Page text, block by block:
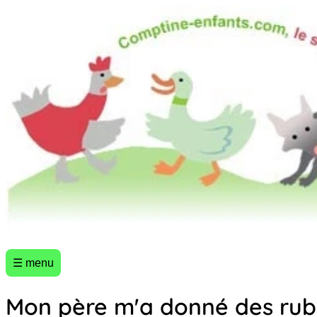
☰ menu
Mon père m'a donné des